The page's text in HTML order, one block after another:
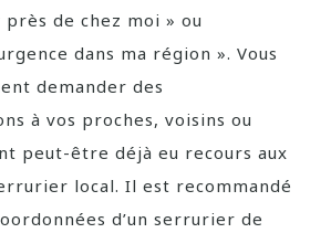
de chez moi » ou
dans ma région ». Vous
demander des
à vos proches, voisins ou
peut-être déjà eu recours aux
local. Il est recommandé
d’un serrurier de